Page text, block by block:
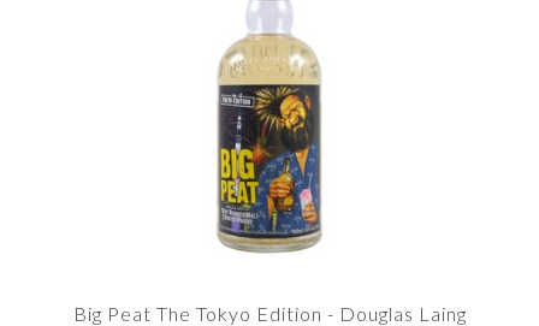
Big Peat The Tokyo Edition - Douglas Laing